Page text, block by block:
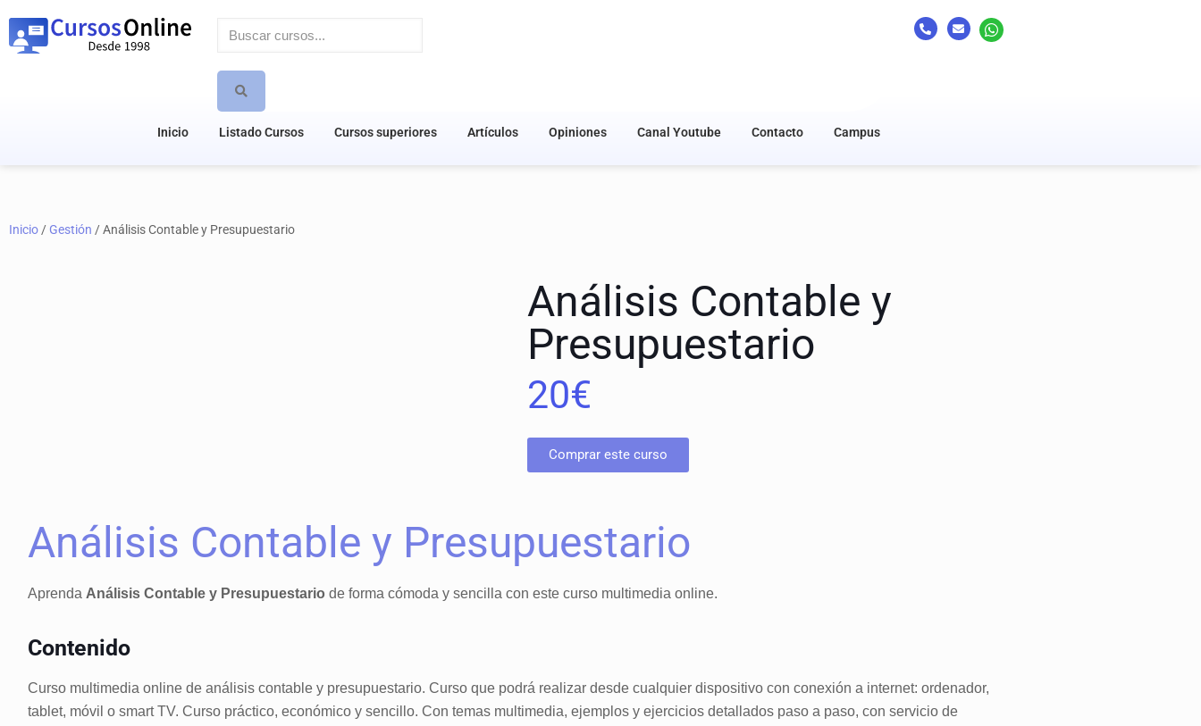
Inicio Listado Cursos Cursos superiores Artículos Opiniones Canal Youtube Contacto Campus
Inicio / Gestión / Análisis Contable y Presupuestario
Análisis Contable y
Presupuestario
20€
Comprar este curso
Análisis Contable y Presupuestario
Aprenda Análisis Contable y Presupuestario de forma cómoda y sencilla con este curso multimedia online.
Contenido
Curso multimedia online de análisis contable y presupuestario. Curso que podrá realizar desde cualquier dispositivo con conexión a internet: ordenador,
tablet, móvil o smart TV. Curso práctico, económico y sencillo. Con temas multimedia, ejemplos y ejercicios detallados paso a paso, con servicio de